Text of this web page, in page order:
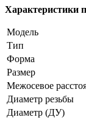
Характеристики
Модель
Тип
Форма
Размер
Межосевое
Диаметр резьбы
Диаметр (ДУ)